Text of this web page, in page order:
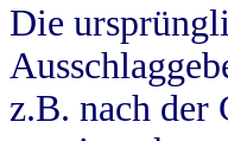
Die
z.B. nach der